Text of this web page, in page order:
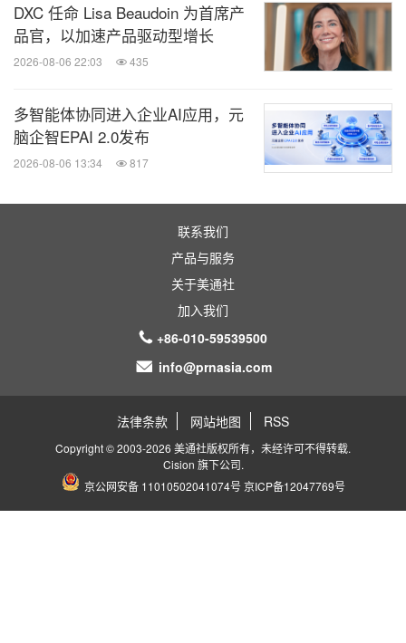
DXC 任命 Lisa Beaudoin 为首席产
品官，以加速产品驱动型增长
2026-08-06 22:03 435
多智能体协同进入企业AI应用，元
脑企智EPAI 2.0发布
2026-08-06 13:34 817
联系我们
产品与服务
关于美通社
加入我们
+86-010-59539500
info@prnasia.com
法律条款 网站地图 RSS
Copyright © 2003-2026 美通社版权所有，未经许可不得转载.
Cision 旗下公司.
京公网安备 11010502041074号 京ICP备12047769号